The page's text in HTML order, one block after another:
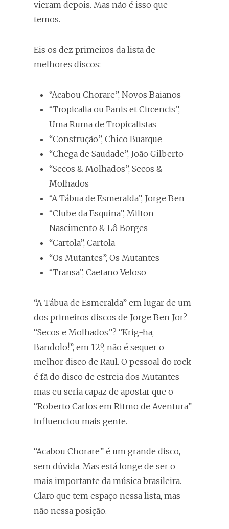
vieram depois. Mas não é isso que
temos.
Eis os dez primeiros da lista de
melhores discos:
“Acabou Chorare”, Novos Baianos
“Tropicalia ou Panis et Circencis”,
Uma Ruma de Tropicalistas
“Construção”, Chico Buarque
“Chega de Saudade”, João Gilberto
“Secos & Molhados”, Secos &
Molhados
“A Tábua de Esmeralda”, Jorge Ben
“Clube da Esquina”, Milton
Nascimento & Lô Borges
“Cartola”, Cartola
“Os Mutantes”, Os Mutantes
“Transa”, Caetano Veloso
“A Tábua de Esmeralda” em lugar de um
dos primeiros discos de Jorge Ben Jor?
“Secos e Molhados”? “Krig-ha,
Bandolo!”, em 12º, não é sequer o
melhor disco de Raul. O pessoal do rock
é fã do disco de estreia dos Mutantes —
mas eu seria capaz de apostar que o
“Roberto Carlos em Ritmo de Aventura”
influenciou mais gente.
“Acabou Chorare” é um grande disco,
sem dúvida. Mas está longe de ser o
mais importante da música brasileira.
Claro que tem espaço nessa lista, mas
não nessa posição.